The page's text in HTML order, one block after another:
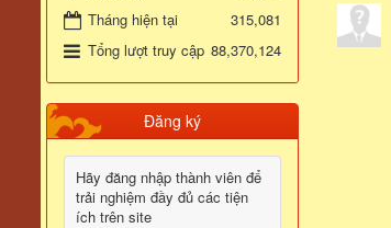
Tháng hiện tại
315,081
Tổng lượt truy cập 88,370,124
Đăng ký
Hãy đăng nhập thành viên để
trải nghiệm đầy đủ các tiện
ích trên site